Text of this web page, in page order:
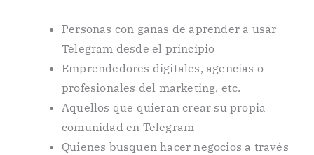
Personas con ganas de aprender a usar
Telegram desde el principio
Emprendedores digitales, agencias o
profesionales del marketing, etc.
Aquellos que quieran crear su propia
comunidad en Telegram
Quienes busquen hacer negocios a través